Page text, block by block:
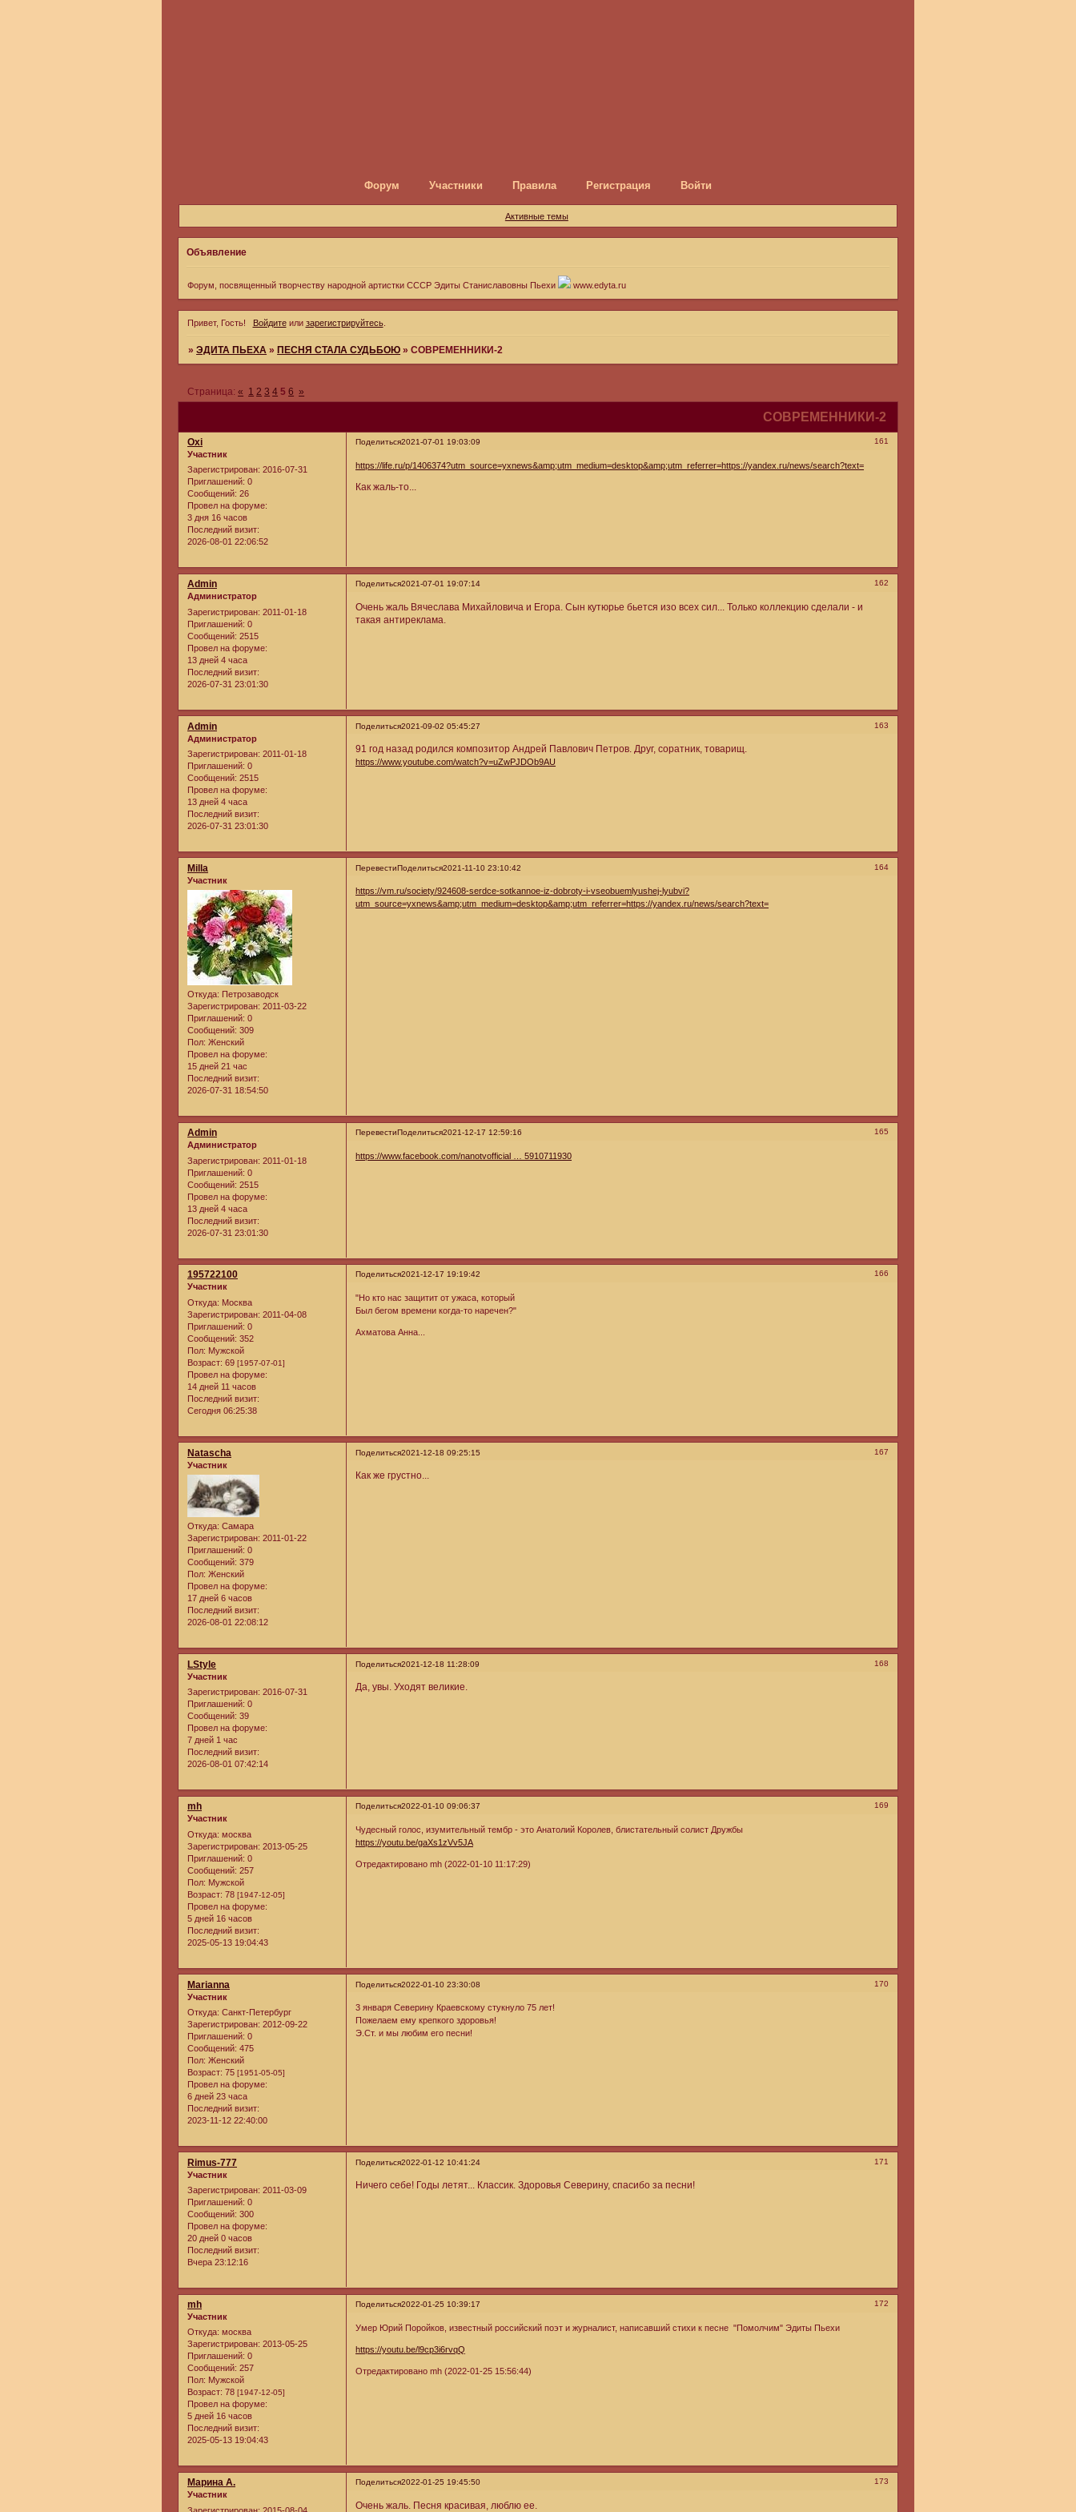
Форум Участники Правила Регистрация Войти
Активные темы
Объявление
Форум, посвященный творчеству народной артистки СССР Эдиты Станиславовны Пьехи www.edyta.ru
Привет, Гость! Войдитеили зарегистрируйтесь.
»ЭДИТА ПЬЕХА »ПЕСНЯ СТАЛА СУДЬБОЮ »СОВРЕМЕННИКИ-2
СОВРЕМЕННИКИ-2
Страница:« 1 2 3 4 5 6 »
Поделиться 161
2021-07-01 19:03:09
Oxi
Участник
Зарегистрирован: 2016-07-31
Приглашений: 0
Сообщений: 26
Провел на форуме:
3 дня 16 часов
Последний визит:
2026-08-01 22:06:52
https://life.ru/p/1406374?utm_source=yxnews&amp;utm_medium=desktop&amp;utm_referrer=https://yandex.ru/news/search?text=
Как жаль-то...
Поделиться 162
2021-07-01 19:07:14
Admin
Администратор
Зарегистрирован: 2011-01-18
Приглашений: 0
Сообщений: 2515
Провел на форуме:
13 дней 4 часа
Последний визит:
2026-07-31 23:01:30
Очень жаль Вячеслава Михайловича и Егора. Сын кутюрье бьется изо всех сил... Только коллекцию сделали - и
такая антиреклама.
Поделиться 163
2021-09-02 05:45:27
Admin
Администратор
Зарегистрирован: 2011-01-18
Приглашений: 0
Сообщений: 2515
Провел на форуме:
13 дней 4 часа
Последний визит:
2026-07-31 23:01:30
91 год назад родился композитор Андрей Павлович Петров. Друг, соратник, товарищ.
https://www.youtube.com/watch?v=uZwPJDOb9AU
ПеревестиПоделиться 164
2021-11-10 23:10:42
Milla
Участник
Откуда: Петрозаводск
Зарегистрирован: 2011-03-22
Приглашений: 0
Сообщений: 309
Пол: Женский
Провел на форуме:
15 дней 21 час
Последний визит:
2026-07-31 18:54:50
https://vm.ru/society/924608-serdce-sotkannoe-iz-dobroty-i-vseobuemlyushej-lyubvi?
utm_source=yxnews&amp;utm_medium=desktop&amp;utm_referrer=https://yandex.ru/news/search?text=
ПеревестиПоделиться 165
2021-12-17 12:59:16
Admin
Администратор
Зарегистрирован: 2011-01-18
Приглашений: 0
Сообщений: 2515
Провел на форуме:
13 дней 4 часа
Последний визит:
2026-07-31 23:01:30
https://www.facebook.com/nanotvofficial … 5910711930
Поделиться 166
2021-12-17 19:19:42
195722100
Участник
Откуда: Москва
Зарегистрирован: 2011-04-08
Приглашений: 0
Сообщений: 352
Пол: Мужской
Возраст: 69 [1957-07-01]
Провел на форуме:
14 дней 11 часов
Последний визит:
Сегодня 06:25:38
"Но кто нас защитит от ужаса, который
Был бегом времени когда-то наречен?"
Ахматова Анна...
Поделиться 167
2021-12-18 09:25:15
Natascha
Участник
Откуда: Самара
Зарегистрирован: 2011-01-22
Приглашений: 0
Сообщений: 379
Пол: Женский
Провел на форуме:
17 дней 6 часов
Последний визит:
2026-08-01 22:08:12
Как же грустно...
Поделиться 168
2021-12-18 11:28:09
LStyle
Участник
Зарегистрирован: 2016-07-31
Приглашений: 0
Сообщений: 39
Провел на форуме:
7 дней 1 час
Последний визит:
2026-08-01 07:42:14
Да, увы. Уходят великие.
Поделиться 169
2022-01-10 09:06:37
mh
Участник
Откуда: москва
Зарегистрирован: 2013-05-25
Приглашений: 0
Сообщений: 257
Пол: Мужской
Возраст: 78 [1947-12-05]
Провел на форуме:
5 дней 16 часов
Последний визит:
2025-05-13 19:04:43
Чудесный голос, изумительный тембр - это Анатолий Королев, блистательный солист Дружбы
https://youtu.be/gaXs1zVv5JA
Отредактировано mh (2022-01-10 11:17:29)
Поделиться 170
2022-01-10 23:30:08
Marianna
Участник
Откуда: Санкт-Петербург
Зарегистрирован: 2012-09-22
Приглашений: 0
Сообщений: 475
Пол: Женский
Возраст: 75 [1951-05-05]
Провел на форуме:
6 дней 23 часа
Последний визит:
2023-11-12 22:40:00
3 января Северину Краевскому стукнуло 75 лет!
Пожелаем ему крепкого здоровья!
Э.Ст. и мы любим его песни!
Поделиться 171
2022-01-12 10:41:24
Rimus-777
Участник
Зарегистрирован: 2011-03-09
Приглашений: 0
Сообщений: 300
Провел на форуме:
20 дней 0 часов
Последний визит:
Вчера 23:12:16
Ничего себе! Годы летят... Классик. Здоровья Северину, спасибо за песни!
Поделиться 172
2022-01-25 10:39:17
mh
Участник
Откуда: москва
Зарегистрирован: 2013-05-25
Приглашений: 0
Сообщений: 257
Пол: Мужской
Возраст: 78 [1947-12-05]
Провел на форуме:
5 дней 16 часов
Последний визит:
2025-05-13 19:04:43
Умер Юрий Поройков, известный российский поэт и журналист, написавший стихи к песне "Помолчим" Эдиты Пьехи
https://youtu.be/l9cp3i6rvqQ
Отредактировано mh (2022-01-25 15:56:44)
Поделиться 173
2022-01-25 19:45:50
Марина А.
Участник
Очень жаль. Песня красивая, люблю ее.